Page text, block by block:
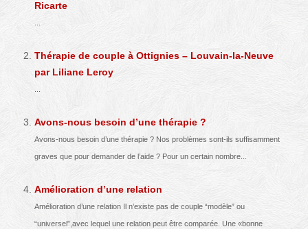
Ricarte
Thérapie de couple à Ottignies – Louvain-la-Neuve
par Liliane Leroy
Avons-nous besoin d’une thérapie ?
Avons-nous besoin d’une thérapie ? Nos problèmes sont-ils suffisamment
graves que pour demander de l’aide ? Pour un certain nombre...
Amélioration d’une relation
Amélioration d’une relation Il n’existe pas de couple “modèle” ou
“universel”,avec lequel une relation peut être comparée. Une «bonne